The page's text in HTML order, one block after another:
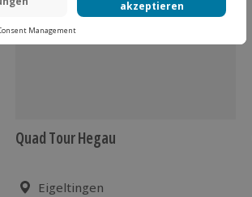
Quad Tour Hegau
Eigeltingen